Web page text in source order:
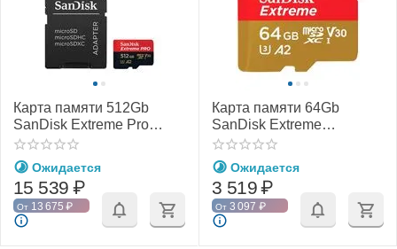
Карта памяти 512Gb
SanDisk Extreme Pro
microSDXC Class 10
UHS-I U3 V30 A2
Ожидается
15 539 ₽
От 13 675 ₽
Карта памяти 64Gb
SanDisk Extreme
microSDXC Class 10
UHS-I U3 V30 A2
Ожидается
3 519₽
От 3 097 ₽